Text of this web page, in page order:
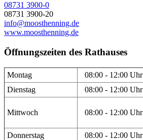
08731 3900-0
08731 3900-20
info@moosthenning.de
www.moosthenning.de
Öffnungszeiten des Rathauses
Montag 08:00 - 12:00 Uhr
Dienstag
08:00 - 12:00 Uhr
Mittwoch 08:00 - 12:00 Uhr
Donnerstag 08:00 - 12:00 Uhr